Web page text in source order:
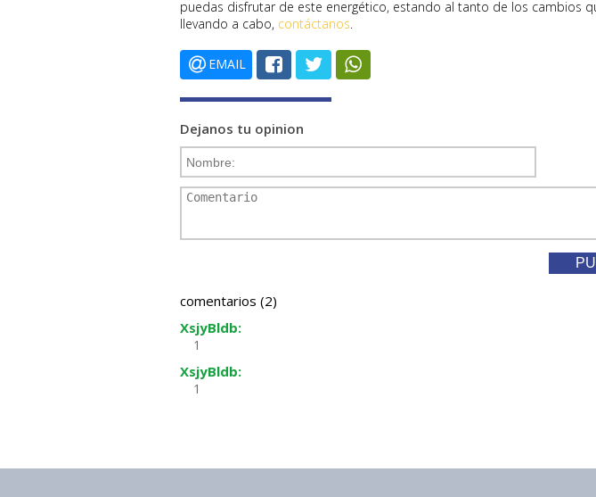
puedas disfrutar de este energético, estando al tanto de los cambios
llevando a cabo, contáctanos.
EMAIL
Dejanos tu opinion
comentarios (2)
XsjyBldb:
1
XsjyBldb:
1